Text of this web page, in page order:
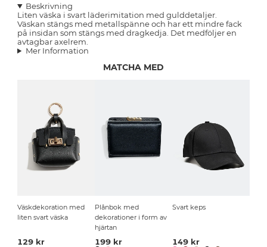
Beskrivning
Liten väska i svart läderimitation med gulddetaljer.
Väskan stängs med metallspänne och har ett mindre fack
på insidan som stängs med dragkedja. Det medföljer en
avtagbar axelrem.
Mer Information
MATCHA MED
Väskdekoration med
liten svart väska
129 kr
Plånbok med
dekorationer i form av
hjärtan
199 kr
Svart keps
149 kr